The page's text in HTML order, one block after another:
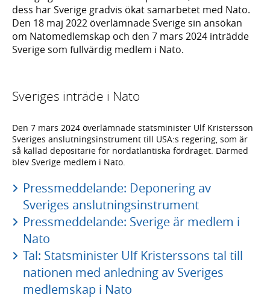
dess har Sverige gradvis ökat samarbetet med Nato.
Den 18 maj 2022 överlämnade Sverige sin ansökan
om Natomedlemskap och den 7 mars 2024 inträdde
Sverige som fullvärdig medlem i Nato.
Sveriges inträde i Nato
Den 7 mars 2024 överlämnade statsminister Ulf Kristersson
Sveriges anslutningsinstrument till USA:s regering, som är
så kallad depositarie för nordatlantiska fördraget. Därmed
blev Sverige medlem i Nato.
Pressmeddelande: Deponering av
Sveriges anslutningsinstrument
Pressmeddelande: Sverige är medlem i
Nato
Tal: Statsminister Ulf Kristerssons tal till
nationen med anledning av Sveriges
medlemskap i Nato